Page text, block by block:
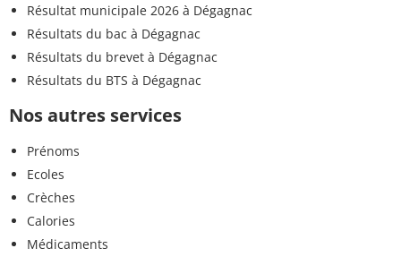
Résultat municipale 2026 à Dégagnac
Résultats du bac à Dégagnac
Résultats du brevet à Dégagnac
Résultats du BTS à Dégagnac
Nos autres services
Prénoms
Ecoles
Crèches
Calories
Médicaments